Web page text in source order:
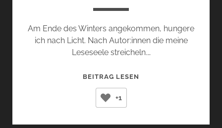
Am Ende des Winters angekommen, hungere
ich nach Licht. Nach Autor:innen die meine
Leseseele streicheln.…
BEITRAG LESEN
DUNKLEN
+1